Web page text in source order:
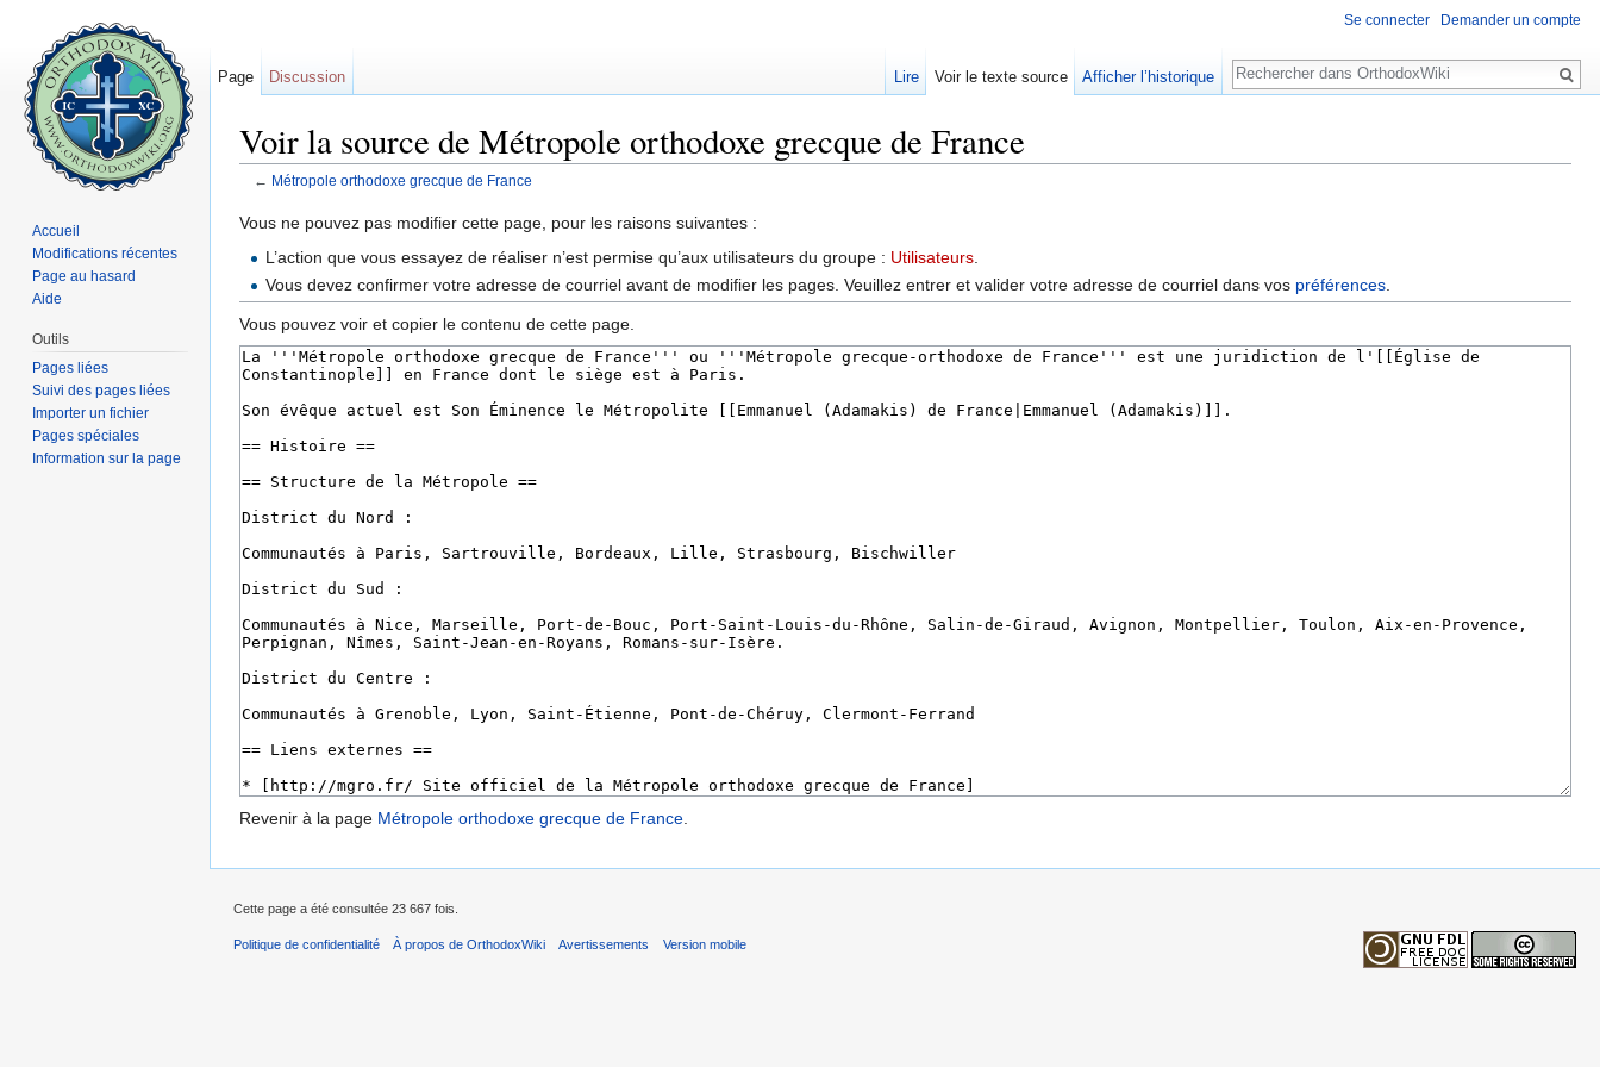
Voir la source de Métropole orthodoxe grecque de France
← Métropole orthodoxe grecque de France
Vous ne pouvez pas modifier cette page, pour les raisons suivantes :
L’action que vous essayez de réaliser n’est permise qu’aux utilisateurs du groupe : Utilisateurs
Vous devez confirmer votre adresse de courriel avant de modifier les pages. Veuillez entrer et valider votre adresse de courriel dans vos préférences
Vous pouvez voir et copier le contenu de cette page.
Revenir à la page Métropole orthodoxe grecque de France.
Se connecter Demander un compte
Page Discussion Lire Voir le texte source Afficher l’historique
Rechercher
Accueil
Modifications récentes
Page au hasard
Aide
Outils
Pages liées
Suivi des pages liées
Importer un fichier
Pages spéciales
Information sur la page
Cette page a été consultée 23 667 fois.
Politique de confidentialité À propos de OrthodoxWiki Avertissements Version mobile